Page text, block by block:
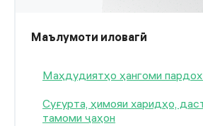
Маълумоти иловагӣ
Маҳдудиятҳо ҳангоми
Суғурта, ҳимояи харидҳо,
тамоми ҷаҳон